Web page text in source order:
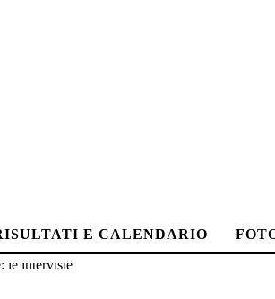
E CALENDARIO
le interviste